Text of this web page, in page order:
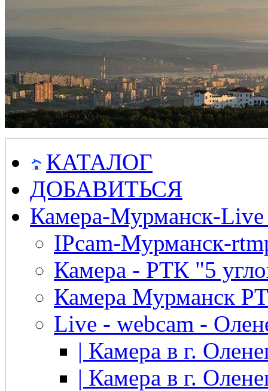
КАТАЛОГ
ДОБАВИТЬСЯ
Камера-Мурманск-
IPcam-Мурманск-
Камера - РТК "5
Камера Мурманск
Live - webcam -
| Камера в г.
| Камера в г.